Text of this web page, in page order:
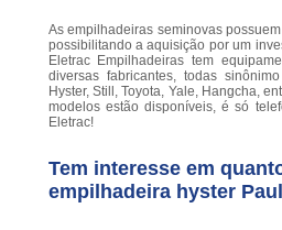
As empilhadeiras seminovas
possibilitando a aquisição por um
Eletrac Empilhadeiras tem
diversas fabricantes, todas
Hyster, Still, Toyota, Yale, Hangcha,
modelos estão disponíveis, é só
Eletrac!
Tem interesse em
empilhadeira hyster